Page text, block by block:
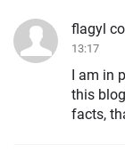
flagyl
13:17
I am in
this
facts,